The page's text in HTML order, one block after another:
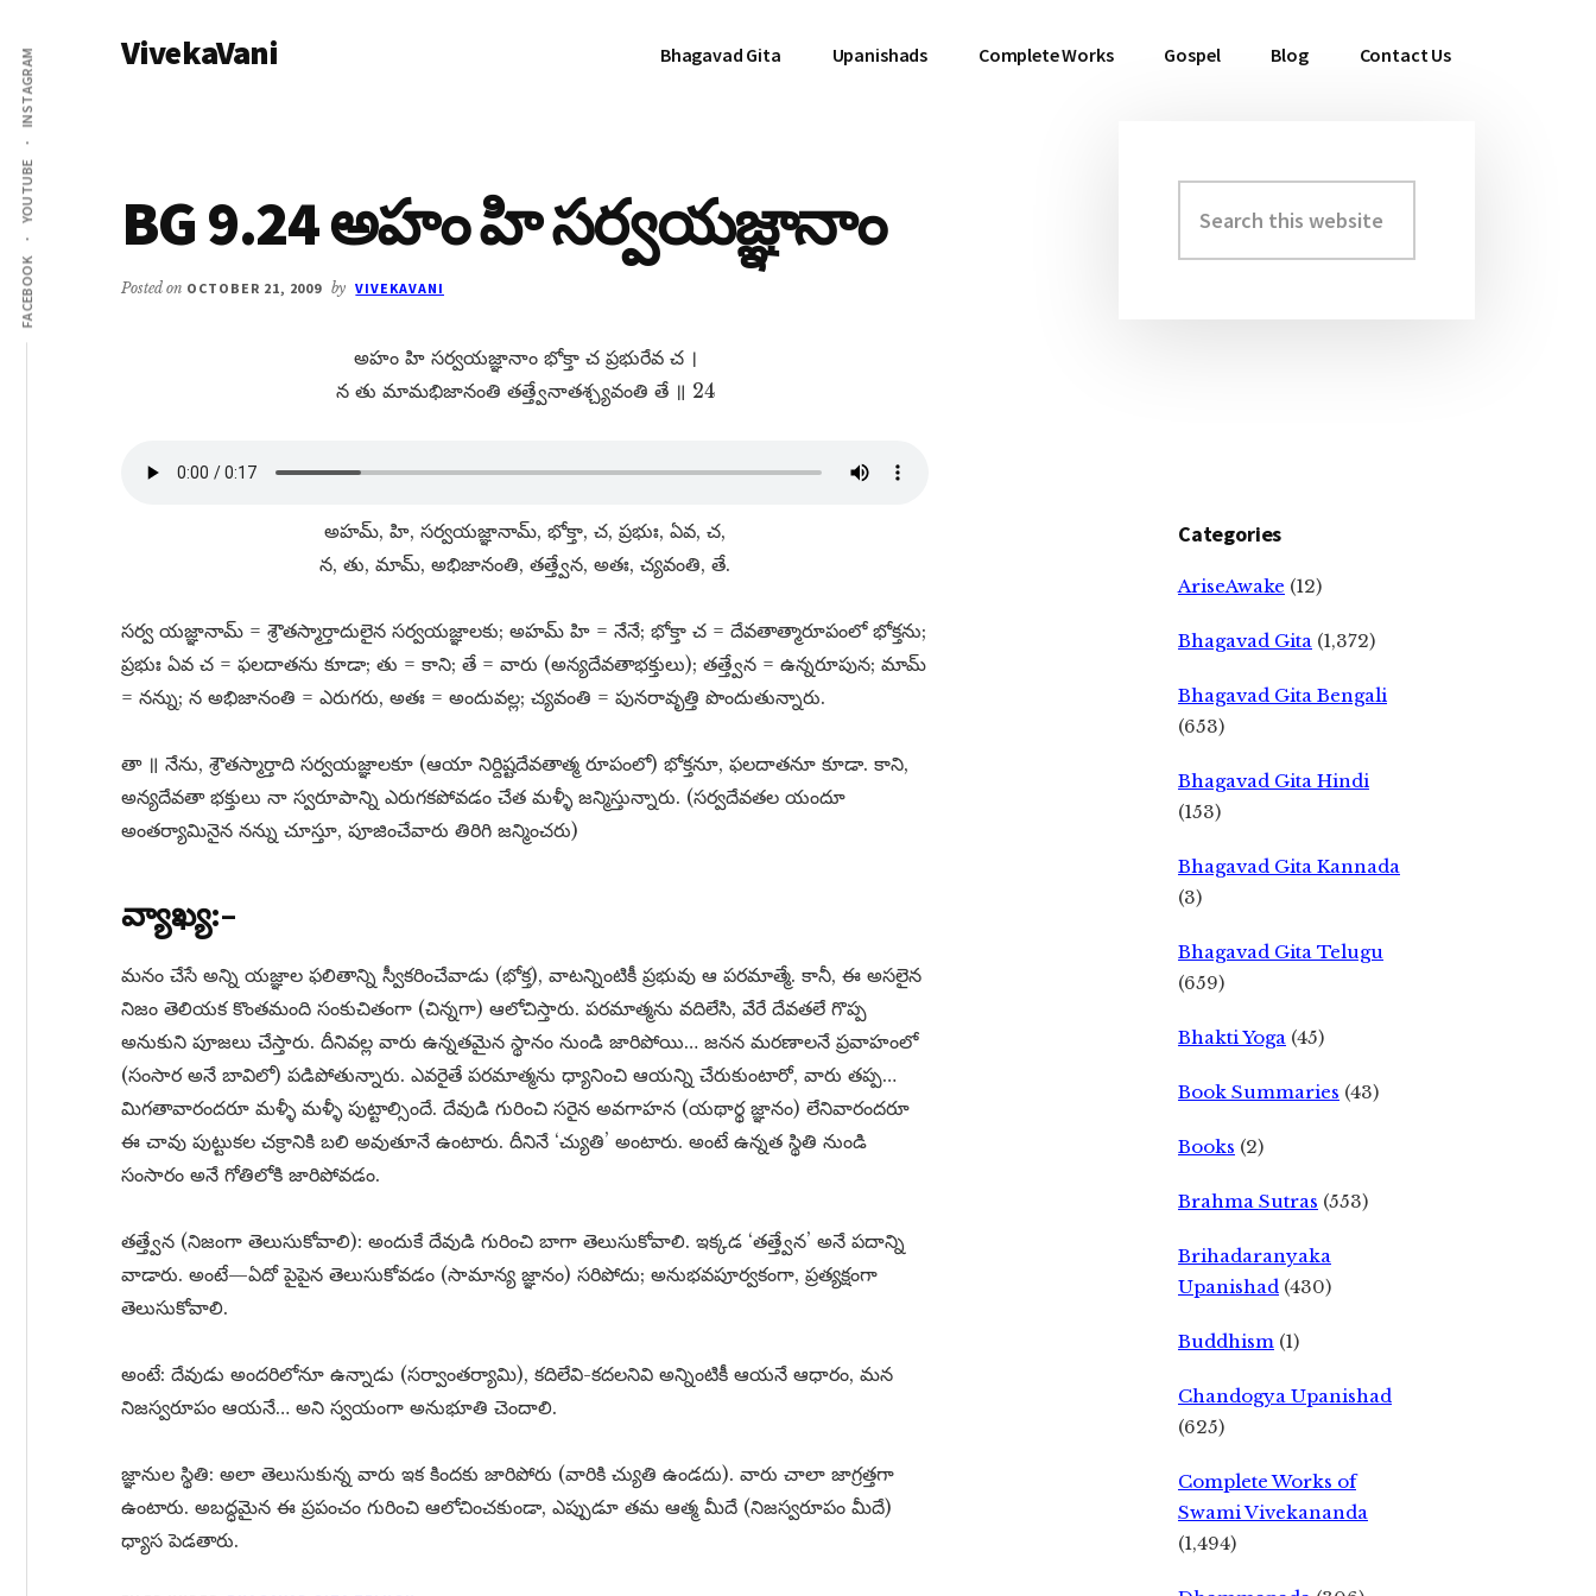
main
content
primary
sidebar
Additional
menu
FACEBOOK
YOUTUBE
INSTAGRAM VivekaVani Bhagavad Gita Upanishads Complete Works Gospel Blog Contact Us
BG 9.24 అహం హి సర్వయజ్ఞానాం
Posted on OCTOBER 21, 2009 by VIVEKAVANI
అహం హి సర్వయజ్ఞానాం భోక్తా చ ప్రభురేవ చ ।
న తు మామభిజానంతి తత్త్వేనాతశ్చ్యవంతి తే ॥ 24
అహమ్​, హి, సర్వయజ్ఞానామ్​, భోక్తా, చ, ప్రభుః, ఏవ, చ,
న, తు, మామ్​, అభిజానంతి, తత్త్వేన, అతః, చ్యవంతి, తే.
సర్వ యజ్ఞానామ్​ = శ్రౌతస్మార్తాదులైన సర్వయజ్ఞాలకు; అహమ్​ హి = నేనే; భోక్తా చ = దేవతాత్మారూపంలో భోక్తను;
ప్రభుః ఏవ చ = ఫలదాతను కూడా; తు = కాని; తే = వారు (అన్యదేవతాభక్తులు); తత్త్వేన = ఉన్నరూపున; మామ్​
= నన్ను; న అభిజానంతి = ఎరుగరు, అతః = అందువల్ల; చ్యవంతి = పునరావృత్తి పొందుతున్నారు.
తా ॥ నేను, శ్రౌతస్మార్తాది సర్వయజ్ఞాలకూ (ఆయా నిర్దిష్టదేవతాత్మ రూపంలో) భోక్తనూ, ఫలదాతనూ కూడా. కాని,
అన్యదేవతా భక్తులు నా స్వరూపాన్ని ఎరుగకపోవడం చేత మళ్ళీ జన్మిస్తున్నారు. (సర్వదేవతల యందూ
అంతర్యామినైన నన్ను చూస్తూ, పూజించేవారు తిరిగి జన్మించరు)
వ్యాఖ్య:–
మనం చేసే అన్ని యజ్ఞాల ఫలితాన్ని స్వీకరించేవాడు (భోక్త), వాటన్నింటికీ ప్రభువు ఆ పరమాత్మే. కానీ, ఈ అసలైన
నిజం తెలియక కొంతమంది సంకుచితంగా (చిన్నగా) ఆలోచిస్తారు. పరమాత్మను వదిలేసి, వేరే దేవతలే గొప్ప
అనుకుని పూజలు చేస్తారు. దీనివల్ల వారు ఉన్నతమైన స్థానం నుండి జారిపోయి… జనన మరణాలనే ప్రవాహంలో
(సంసార అనే బావిలో) పడిపోతున్నారు. ఎవరైతే పరమాత్మను ధ్యానించి ఆయన్ని చేరుకుంటారో, వారు తప్ప…
మిగతావారందరూ మళ్ళీ మళ్ళీ పుట్టాల్సిందే. దేవుడి గురించి సరైన అవగాహన (యథార్థ జ్ఞానం) లేనివారందరూ
ఈ చావు పుట్టుకల చక్రానికి బలి అవుతూనే ఉంటారు. దీనినే ‘చ్యుతి’ అంటారు. అంటే ఉన్నత స్థితి నుండి
సంసారం అనే గోతిలోకి జారిపోవడం.
తత్త్వేన (నిజంగా తెలుసుకోవాలి): అందుకే దేవుడి గురించి బాగా తెలుసుకోవాలి. ఇక్కడ ‘తత్త్వేన’ అనే పదాన్ని
వాడారు. అంటే—ఏదో పైపైన తెలుసుకోవడం (సామాన్య జ్ఞానం) సరిపోదు; అనుభవపూర్వకంగా, ప్రత్యక్షంగా
తెలుసుకోవాలి.
అంటే: దేవుడు అందరిలోనూ ఉన్నాడు (సర్వాంతర్యామి), కదిలేవి-కదలనివి అన్నింటికీ ఆయనే ఆధారం, మన
నిజస్వరూపం ఆయనే… అని స్వయంగా అనుభూతి చెందాలి.
జ్ఞానుల స్థితి: అలా తెలుసుకున్న వారు ఇక కిందకు జారిపోరు (వారికి చ్యుతి ఉండదు). వారు చాలా జాగ్రత్తగా
ఉంటారు. అబద్ధమైన ఈ ప్రపంచం గురించి ఆలోచించకుండా, ఎప్పుడూ తమ ఆత్మ మీదే (నిజస్వరూపం మీదే)
ధ్యాస పెడతారు.
Primary
Sidebar
this
website
Categories
AriseAwake (12)
Bhagavad Gita (1,372)
Bhagavad Gita Bengali
(653)
Bhagavad Gita Hindi
(153)
Bhagavad Gita Kannada
(3)
Bhagavad Gita Telugu
(659)
Bhakti Yoga (45)
Book Summaries (43)
Books (2)
Brahma Sutras (553)
Brihadaranyaka
Upanishad (430)
Buddhism (1)
Chandogya Upanishad
(625)
Complete Works of
Swami Vivekananda
(1,494)